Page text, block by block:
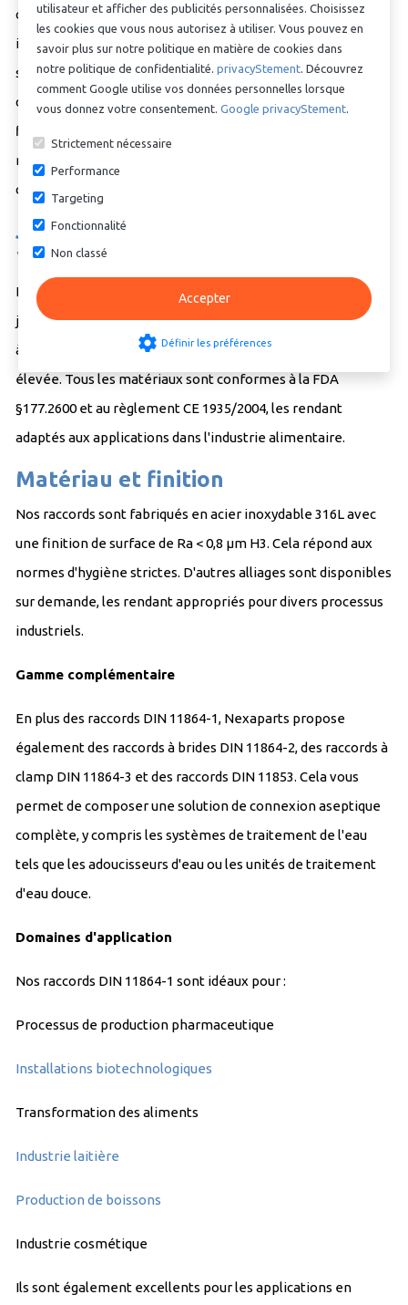
chimiques et conditions de température. Ils sont également
idéaux pour travailler avec un adoucisseur d'eau ou d'autres
solutions de traitement de l'eau, garantissant que votre eau
de procédé reste propre et sans calcaire. Avec cette
flexibilité, Nexaparts peut vous fournir une solution sur
mesure pour les processus critiques nécessitant des
connexions stériles et sûres.
Joints d'étanchéité pour DIN
11864-1 (Raccord à visser)
Les raccords sont disponibles avec différents matériaux de
joints d'étanchéité : EPDM pour sa résistance à la chaleur et
à l'ozone et Viton pour sa résistance thermique et chimique
élevée. Tous les matériaux sont conformes à la FDA
§177.2600 et au règlement CE 1935/2004, les rendant
adaptés aux applications dans l'industrie alimentaire.
Matériau et finition
Nos raccords sont fabriqués en acier inoxydable 316L avec
une finition de surface de Ra < 0,8 μm H3. Cela répond aux
normes d'hygiène strictes. D'autres alliages sont disponibles
sur demande, les rendant appropriés pour divers processus
industriels.
Gamme complémentaire
En plus des raccords DIN 11864-1, Nexaparts propose
également des raccords à brides DIN 11864-2, des raccords à
clamp DIN 11864-3 et des raccords DIN 11853. Cela vous
permet de composer une solution de connexion aseptique
complète, y compris les systèmes de traitement de l'eau
tels que les adoucisseurs d'eau ou les unités de traitement
d'eau douce.
Domaines d'application
Nos raccords DIN 11864-1 sont idéaux pour :
Processus de production pharmaceutique
Installations biotechnologiques
Transformation des aliments
Industrie laitière
Production de boissons
Industrie cosmétique
Ils sont également excellents pour les applications en
utilisateur et afficher des publicités personnalisées. Choisissez
les cookies que vous nous autorisez à utiliser. Vous pouvez en
savoir plus sur notre politique en matière de cookies dans
notre politique de confidentialité. privacyStement . Découvrez
comment Google utilise vos données personnelles lorsque
vous donnez votre consentement. Google privacyStement
Strictement nécessaire
Performance
Targeting
Fonctionnalité
Non classé
Accepter
settings Définir les préférences